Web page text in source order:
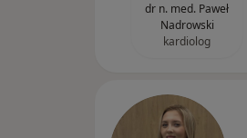
dr n. med. Paweł
Nadrowski
kardiolog